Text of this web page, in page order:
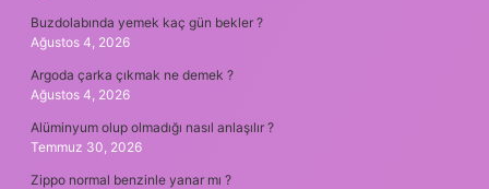
Buzdolabında yemek kaç gün bekler ?
Ağustos 4, 2026
Argoda çarka çıkmak ne demek ?
Ağustos 4, 2026
Alüminyum olup olmadığı nasıl anlaşılır ?
Temmuz 30, 2026
Zippo normal benzinle yanar mı ?